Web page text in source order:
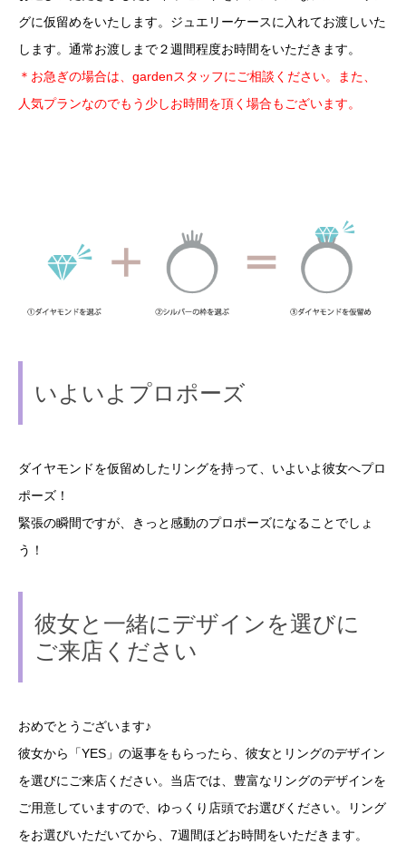
グに仮留めをいたします。ジュエリーケースに入れてお渡しいた
します。通常お渡しまで２週間程度お時間をいただきます。
＊お急ぎの場合は、gardenスタッフにご相談ください。また、
人気プランなのでもう少しお時間を頂く場合もございます。
いよいよプロポーズ
ダイヤモンドを仮留めしたリングを持って、いよいよ彼女へプロ
ポーズ！
緊張の瞬間ですが、きっと感動のプロポーズになることでしょ
う！
彼女と一緒にデザインを選びに
ご来店ください
おめでとうございます♪
彼女から「YES」の返事をもらったら、彼女とリングのデザイン
を選びにご来店ください。当店では、豊富なリングのデザインを
ご用意していますので、ゆっくり店頭でお選びください。リング
をお選びいただいてから、7週間ほどお時間をいただきます。